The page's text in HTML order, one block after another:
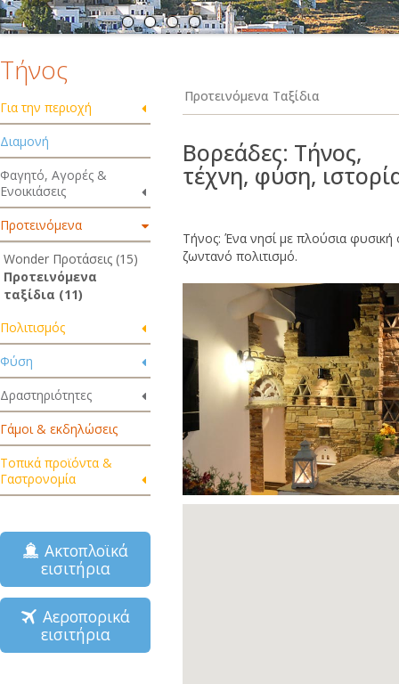
Τήνος
Για την περιοχή
Διαμονή
Φαγητό, Αγορές &
Ενοικιάσεις
Προτεινόμενα
Wonder Προτάσεις (15)
Προτεινόμενα
ταξίδια (11)
Πολιτισμός
Φύση
Δραστηριότητες
Γάμοι & εκδηλώσεις
Τοπικά προϊόντα &
Γαστρονομία
Ακτοπλοϊκά
εισιτήρια
Αεροπορικά
εισιτήρια
Προτεινόμενα Ταξίδια
Βορεάδες: Τήνος,
τέχνη, φύση,
Τήνος: Ένα νησί με πλούσια φυσική
ζωντανό πολιτισμό.